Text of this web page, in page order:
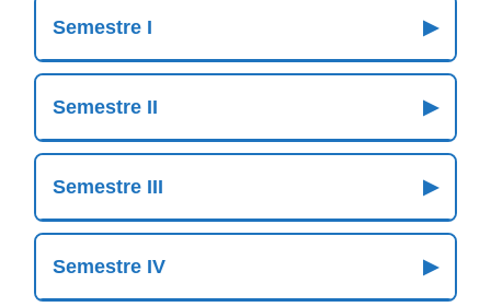
Semestre I ▶
Semestre II ▶
Semestre III ▶
Semestre IV ▶